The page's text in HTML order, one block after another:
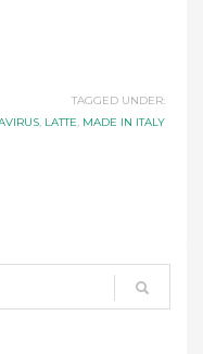
TAGGED UNDER:
, LATTE, MADE IN ITALY